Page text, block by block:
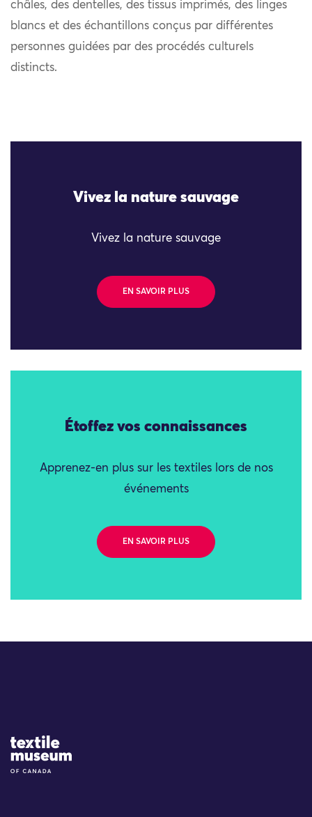
châles, des dentelles, des tissus imprimés, des linges
blancs et des échantillons conçus par différentes
personnes guidées par des procédés culturels
distincts.
Vivez la nature sauvage
Vivez la nature sauvage
EN SAVOIR PLUS
Étoffez vos connaissances
Apprenez-en plus sur les textiles lors de nos
événements
EN SAVOIR PLUS
Site Logo